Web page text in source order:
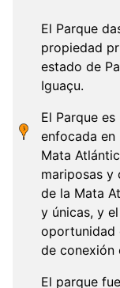
El Parque
propiedad
estado de
Iguaçu.
El Parque
enfocada en
Mata
mariposas y
de la Mata
y únicas, y
oportunidad
de conexión
El parque